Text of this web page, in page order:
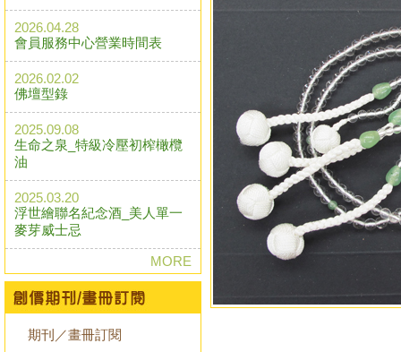
2026.04.28
會員服務中心營業時間表
2026.02.02
佛壇型錄
2025.09.08
生命之泉_特級冷壓初榨橄欖
油
2025.03.20
浮世繪聯名紀念酒_美人單一
麥芽威士忌
MORE
期刊／畫冊訂閱